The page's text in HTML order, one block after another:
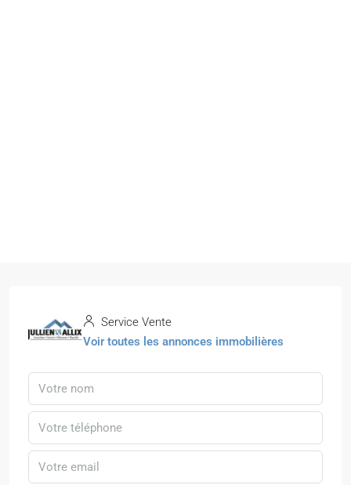
Service Vente
Voir toutes les annonces immobilières